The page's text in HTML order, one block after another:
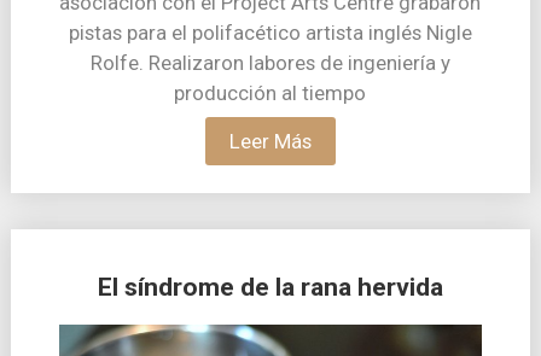
pistas para el polifacético artista inglés Nigle
Rolfe. Realizaron labores de ingeniería y
producción al tiempo
Leer Más
El síndrome de la rana hervida